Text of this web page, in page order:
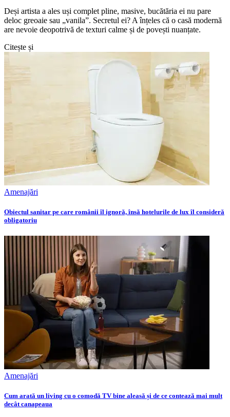
Deși artista a ales uși complet pline, masive, bucătăria ei nu pare
deloc greoaie sau „vanila”. Secretul ei? A înțeles că o casă modernă
are nevoie deopotrivă de texturi calme și de povești nuanțate.
Citește și
Amenajări
Obiectul sanitar pe care românii îl ignoră, însă hotelurile de lux îl consideră
obligatoriu
Amenajări
Cum arată un living cu o comodă TV bine aleasă și de ce contează mai mult
decât canapeaua